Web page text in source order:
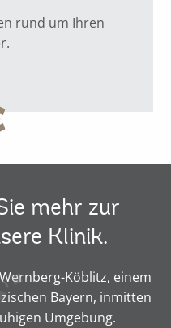
rund um Ihren
.
mehr zur
Klinik.
Köblitz, einem
Bayern, inmitten
Umgebung.